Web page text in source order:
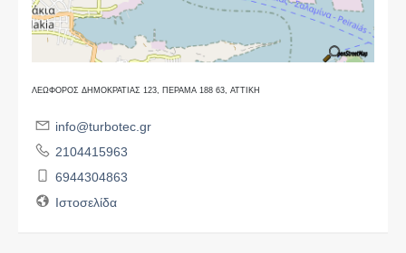
ΛΕΩΦΟΡΟΣ ΔΗΜΟΚΡΑΤΙΑΣ 123, ΠΕΡΑΜΑ 188 63, ΑΤΤΙΚΗ
info@turbotec.gr
2104415963
6944304863
Ιστοσελίδα